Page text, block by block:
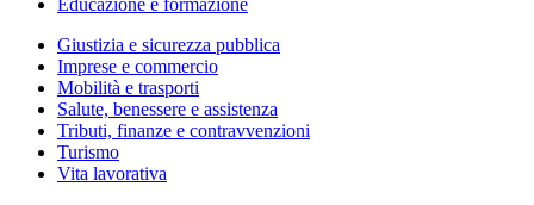
Educazione e formazione
Giustizia e sicurezza pubblica
Imprese e commercio
Mobilità e trasporti
Salute, benessere e assistenza
Tributi, finanze e contravvenzioni
Turismo
Vita lavorativa